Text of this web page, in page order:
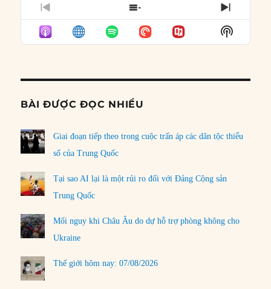
PREVIOUS
EPISODE
SHOW
EPISODES
LIST
NEXT
Show
Podcast
BÀI ĐƯỢC ĐỌC NHIỀU
Giai đoạn tiếp theo trong cuộc trấn áp các dân tộc thiểu
số của Trung Quốc
Tại sao AI lại là một rủi ro đối với Đảng Cộng sản
Trung Quốc
Mối nguy khi Châu Âu do dự hỗ trợ phòng không cho
Ukraine
Thế giới hôm nay: 07/08/2026